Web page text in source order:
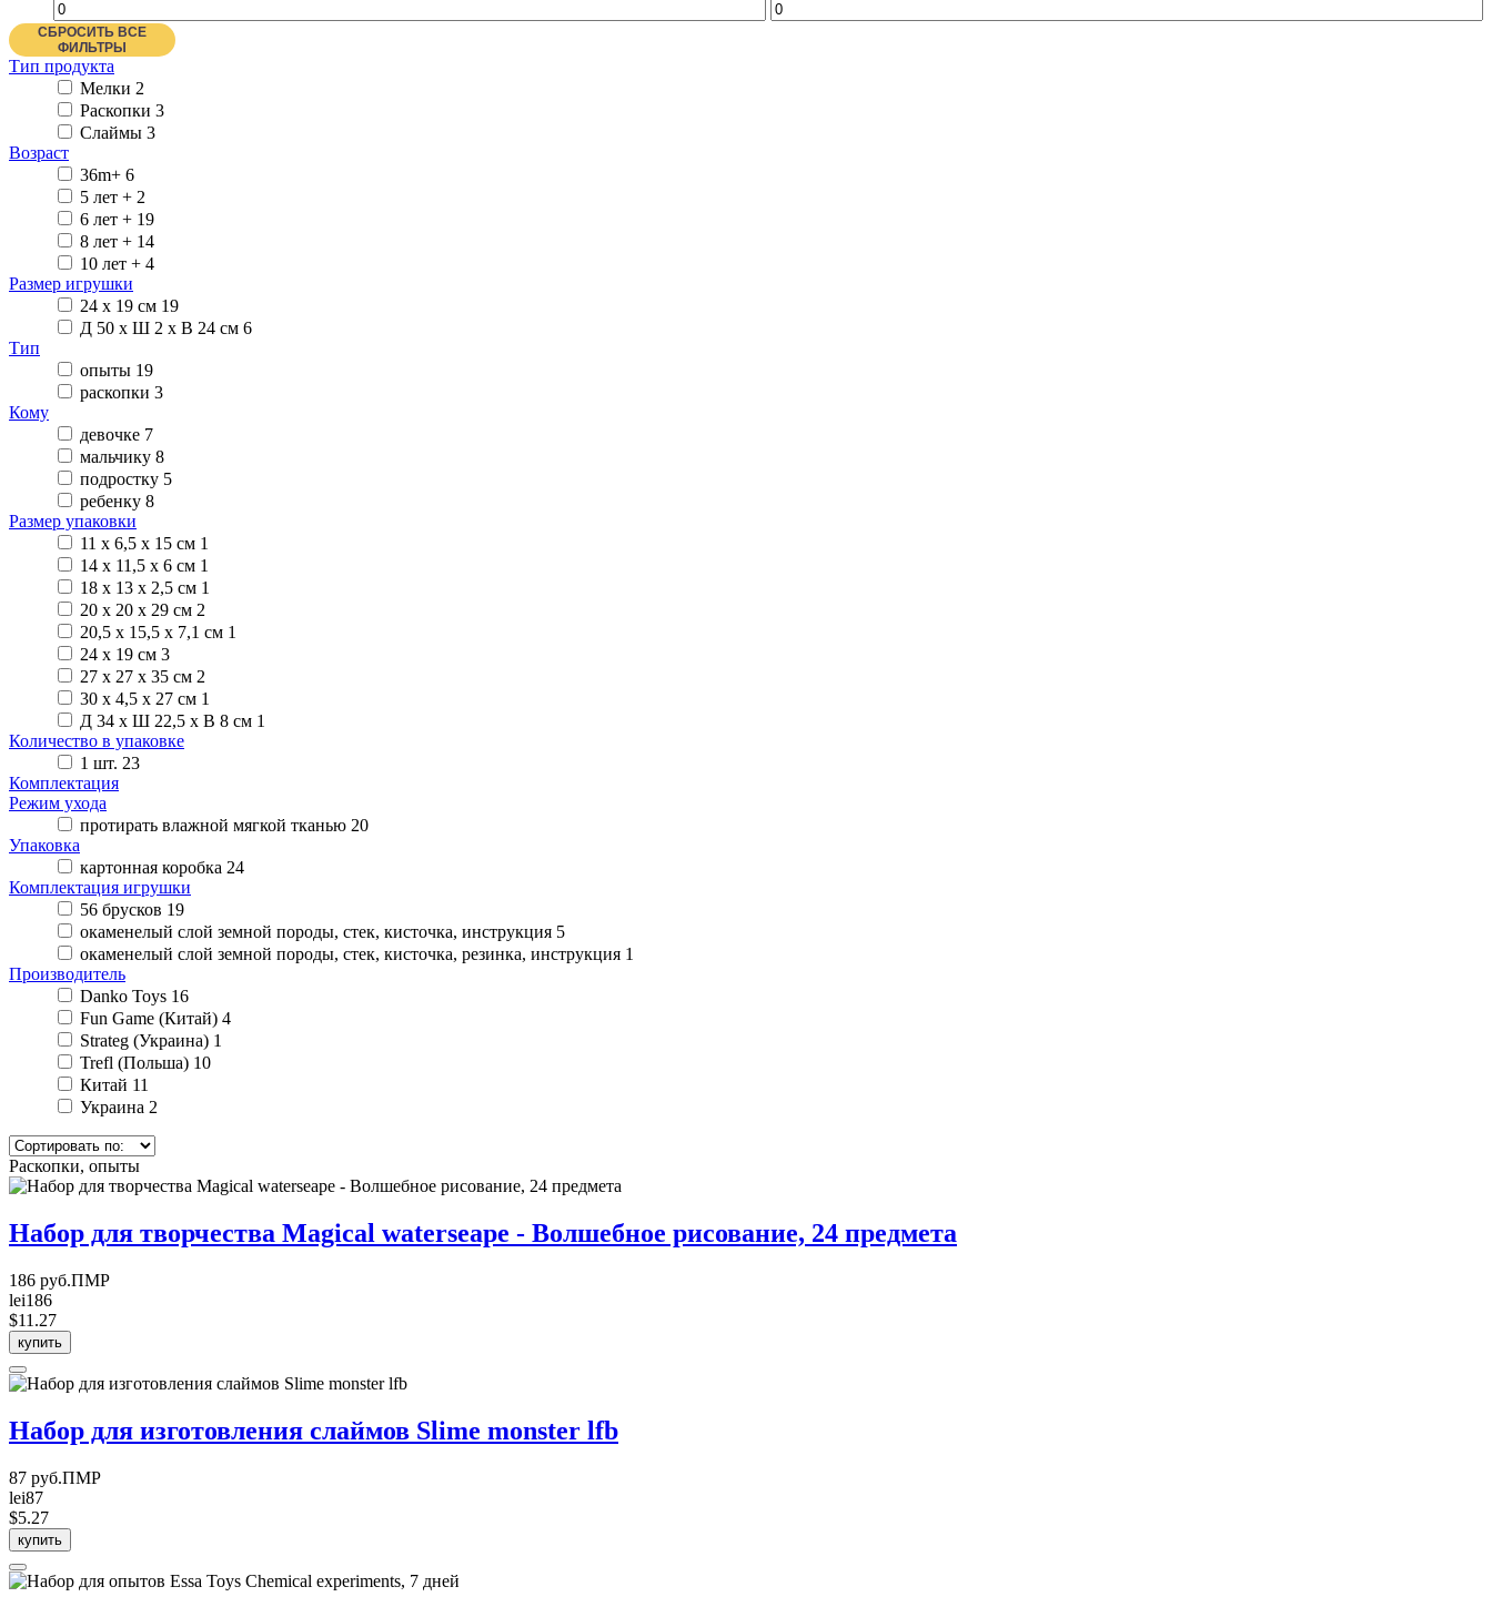
СБРОСИТЬ ВСЕ
ФИЛЬТРЫ
Тип продукта
Мелки 2
Раскопки 3
Слаймы 3
Возраст
36m+ 6
5 лет + 2
6 лет + 19
8 лет + 14
10 лет + 4
Размер игрушки
24 х 19 см 19
Д 50 х Ш 2 х В 24 см 6
Тип
опыты 19
раскопки 3
Кому
девочке 7
мальчику 8
подростку 5
ребенку 8
Размер упаковки
11 х 6,5 х 15 см 1
14 х 11,5 х 6 см 1
18 х 13 х 2,5 см 1
20 х 20 х 29 см 2
20,5 х 15,5 х 7,1 см 1
24 х 19 см 3
27 х 27 х 35 см 2
30 х 4,5 х 27 см 1
Д 34 х Ш 22,5 х В 8 см 1
Количество в упаковке
1 шт. 23
Комплектация
Режим ухода
протирать влажной мягкой тканью 20
Упаковка
картонная коробка 24
Комплектация игрушки
56 брусков 19
окаменелый слой земной породы, стек, кисточка, инструкция 5
окаменелый слой земной породы, стек, кисточка, резинка, инструкция 1
Производитель
Danko Toys 16
Fun Game (Китай) 4
Strateg (Украина) 1
Trefl (Польша) 10
Китай 11
Украина 2
Раскопки, опыты
Набор для творчества Magical waterseape - Волшебное рисование, 24 предмета
186 руб.ПМР
lei186
$11.27
купить
Набор для изготовления слаймов Slime monster lfb
87 руб.ПМР
lei87
$5.27
купить